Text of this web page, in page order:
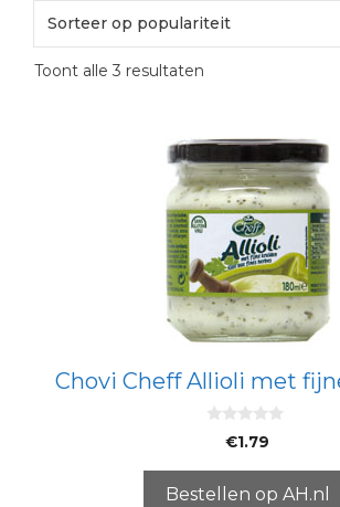
Toont alle 3 resultaten
Chovi Cheff Allioli met
5
€1.79
Bestellen op AH.nl